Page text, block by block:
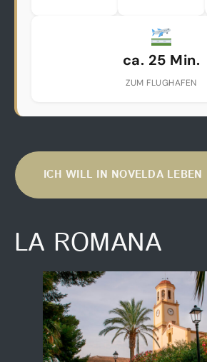
ca. 25 Min.
ZUM FLUGHAFEN
ICH WILL IN NOVELDA LEBEN
LA ROMANA